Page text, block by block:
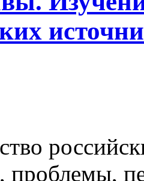
проблемы,